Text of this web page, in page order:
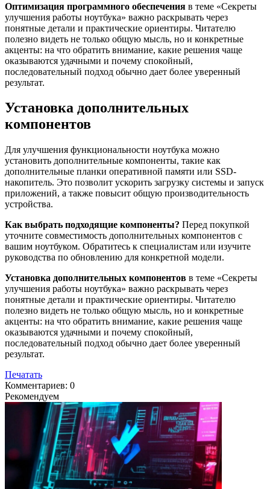
Оптимизация программного обеспечения в теме «Секреты
улучшения работы ноутбука» важно раскрывать через
понятные детали и практические ориентиры. Читателю
полезно видеть не только общую мысль, но и конкретные
акценты: на что обратить внимание, какие решения чаще
оказываются удачными и почему спокойный,
последовательный подход обычно дает более уверенный
результат.
Установка дополнительных
компонентов
Для улучшения функциональности ноутбука можно
установить дополнительные компоненты, такие как
дополнительные планки оперативной памяти или SSD-
накопитель. Это позволит ускорить загрузку системы и запуск
приложений, а также повысит общую производительность
устройства.
Как выбрать подходящие компоненты? Перед покупкой
уточните совместимость дополнительных компонентов с
вашим ноутбуком. Обратитесь к специалистам или изучите
руководства по обновлению для конкретной модели.
Установка дополнительных компонентов в теме «Секреты
улучшения работы ноутбука» важно раскрывать через
понятные детали и практические ориентиры. Читателю
полезно видеть не только общую мысль, но и конкретные
акценты: на что обратить внимание, какие решения чаще
оказываются удачными и почему спокойный,
последовательный подход обычно дает более уверенный
результат.
Печатать
Комментариев: 0
Рекомендуем